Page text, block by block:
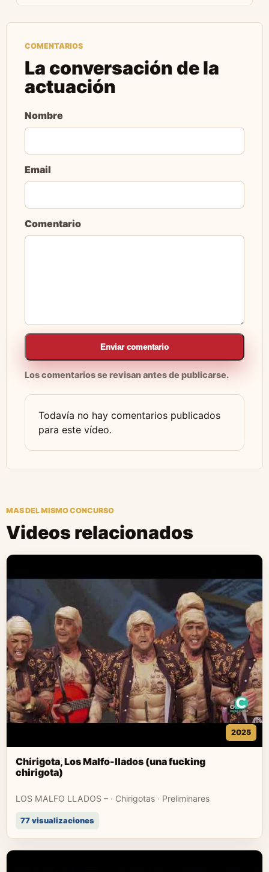
COMENTARIOS
La conversación de la
actuación
Nombre
Email
Comentario
Enviar comentario
Los comentarios se revisan antes de publicarse.
Todavía no hay comentarios publicados
para este vídeo.
MAS DEL MISMO CONCURSO
Videos relacionados
2025
Chirigota, Los Malfo-llados (una fucking
chirigota)
LOS MALFO LLADOS – · Chirigotas · Preliminares
77 visualizaciones